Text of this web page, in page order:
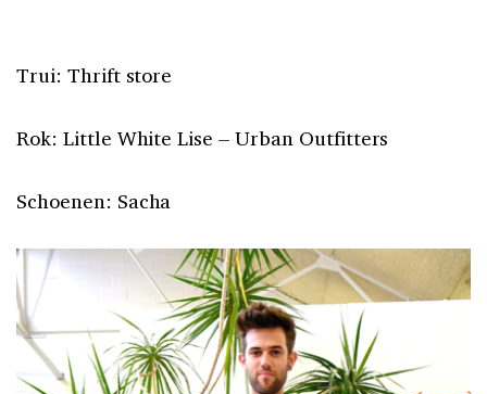
Trui: Thrift store
Rok: Little White Lise – Urban Outfitters
Schoenen: Sacha